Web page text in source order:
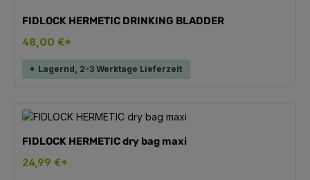
FIDLOCK HERMETIC DRINKING BLADDER
48,00 €*
Lagernd, 2-3 Werktage Lieferzeit
FIDLOCK HERMETIC dry bag maxi
24,99 €*